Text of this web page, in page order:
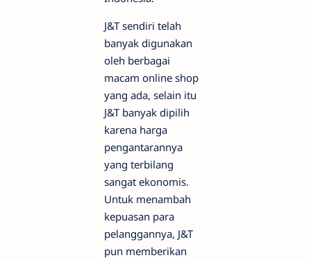
J&T sendiri telah
banyak digunakan
oleh berbagai
macam online shop
yang ada, selain itu
J&T banyak dipilih
karena harga
pengantarannya
yang terbilang
sangat ekonomis.
Untuk menambah
kepuasan para
pelanggannya, J&T
pun memberikan